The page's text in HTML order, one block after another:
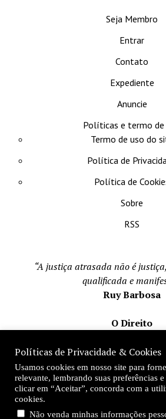
Seja Membro
Entrar
Contato
Expediente
Anuncie
Políticas e termo de
Termo de uso do
Política de
Política de
Sobre
RSS
“A justiça atrasada não é
qualificada e
Ruy Barbosa
O Direito
Mateus Matos
Fundador e Editor-
Desde 1996
Políticas de Privacidade & Cookies
Usamos cookies em nosso site para
relevante, lembrando suas preferências
clicar em “Aceitar”, concorda com a
cookies.
Não venda minhas informações